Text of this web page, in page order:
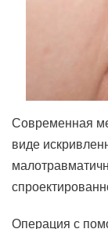
Современная
виде
Операция с